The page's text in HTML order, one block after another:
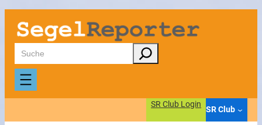
Zum
Inhalt
springen
Suchen
SR Club Login
SR Club